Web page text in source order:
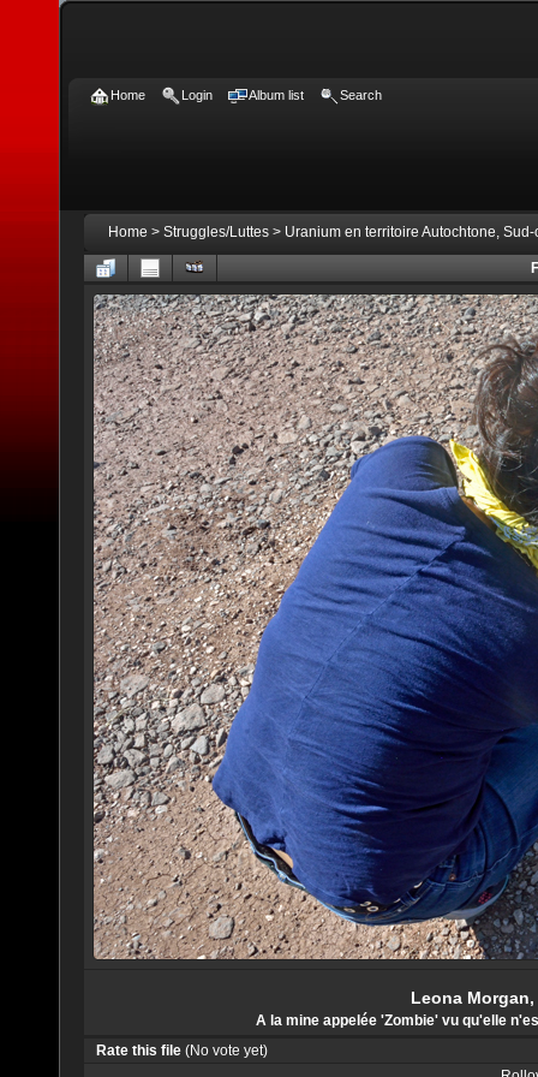
Home Login Album list Search
Home > Struggles/Luttes > Uranium en territoire Autochtone,
Leona
A la mine appelée 'Zombie' vu qu'elle
Rate this file (No vote yet)